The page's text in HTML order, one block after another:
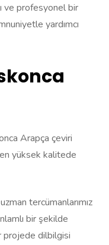
ve profesyonel bir
yardımcı
Arapça çeviri
yüksek kalitede
tercümanlarımız
bir şekilde
projede dilbilgisi